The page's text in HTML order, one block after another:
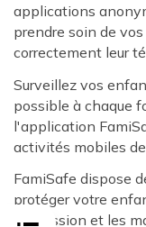
applications
prendre soin de
correctement leur
Surveillez vos
possible à chaque
l'application
activités mobiles
FamiSafe dispose
protéger votre
dépression et les